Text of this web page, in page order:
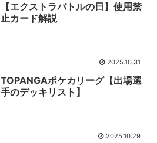
【エクストラバトルの日】使用禁
止カード解説
2025.10.31
TOPANGAポケカリーグ【出場選
手のデッキリスト】
2025.10.29